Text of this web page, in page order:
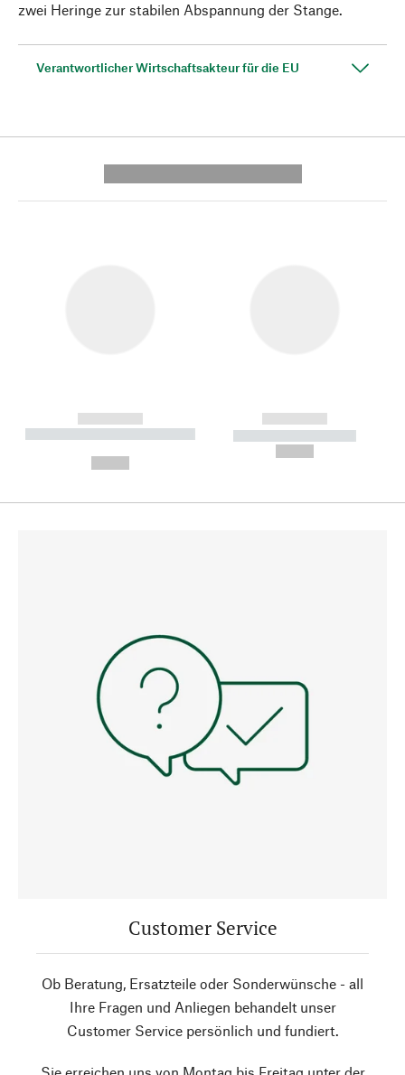
zwei Heringe zur stabilen Abspannung der Stange.
Verantwortlicher Wirtschaftsakteur für die EU
------------
----------- ----------- --------
------------
----------- -----------
Customer Service
Ob Beratung, Ersatzteile oder Sonderwünsche - all
Ihre Fragen und Anliegen behandelt unser
Customer Service persönlich und fundiert.